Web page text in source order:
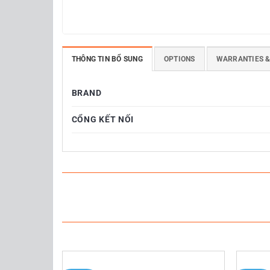
Khi hàng về kho, bạn có thể dùng máy in mã
bằng giấy in hóa đơn nhiệt là bạn có thể in hóa
Model XP-350B
THÔNG TIN BỔ SUNG OPTIONS WARRANTIES
BRAND
CỔNG KẾT NỐI